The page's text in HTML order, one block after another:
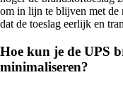
om in lijn te blijven met de
dat de toeslag eerlijk en
Hoe kun je de UPS
minimaliseren?